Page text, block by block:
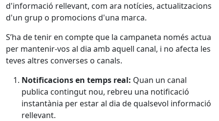
d'informació rellevant, com ara notícies, actualitzacions
d'un grup o promocions d'una marca.
S’ha de tenir en compte que la campaneta només actua
per mantenir-vos al dia amb aquell canal, i no afecta les
teves altres converses o canals.
Notificacions en temps real: Quan un canal
publica contingut nou, rebreu una notificació
instantània per estar al dia de qualsevol informació
rellevant.